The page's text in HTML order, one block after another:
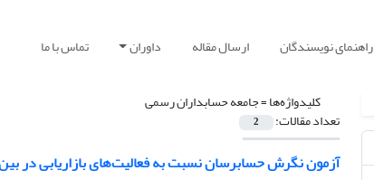
راهنمای نویسندگان ارسال مقاله داوران تماس با ما
کلیدواژه‌ها =جامعه حسابداران رسمی
تعداد مقالات: 2
آزمون نگرش حسابرسان نسبت به فعالیت‌های بازاریابی در